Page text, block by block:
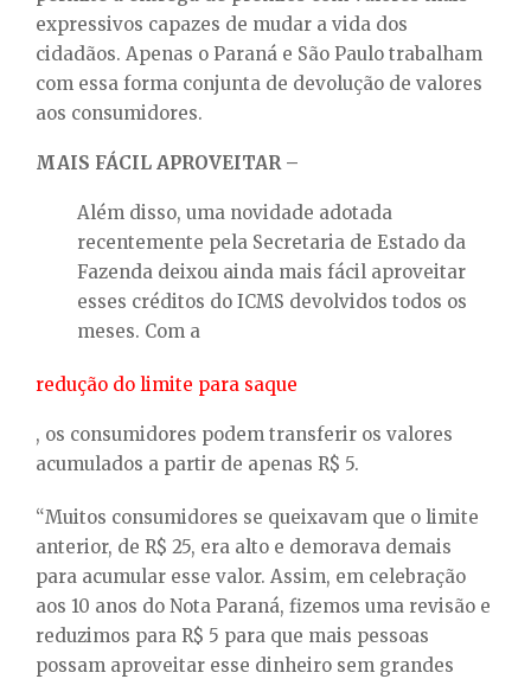
expressivos capazes de mudar a vida dos
cidadãos. Apenas o Paraná e São Paulo trabalham
com essa forma conjunta de devolução de valores
aos consumidores.
MAIS FÁCIL APROVEITAR –
Além disso, uma novidade adotada
recentemente pela Secretaria de Estado da
Fazenda deixou ainda mais fácil aproveitar
esses créditos do ICMS devolvidos todos os
meses. Com a
redução do limite para saque
, os consumidores podem transferir os valores
acumulados a partir de apenas R$ 5.
“Muitos consumidores se queixavam que o limite
anterior, de R$ 25, era alto e demorava demais
para acumular esse valor. Assim, em celebração
aos 10 anos do Nota Paraná, fizemos uma revisão e
reduzimos para R$ 5 para que mais pessoas
possam aproveitar esse dinheiro sem grandes